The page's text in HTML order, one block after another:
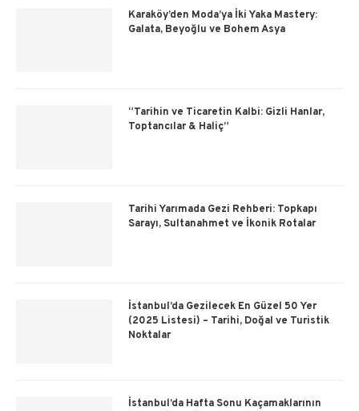
Karaköy’den Moda’ya İki Yaka Mastery:
Galata, Beyoğlu ve Bohem Asya
“Tarihin ve Ticaretin Kalbi: Gizli Hanlar,
Toptancılar & Haliç”
Tarihi Yarımada Gezi Rehberi: Topkapı
Sarayı, Sultanahmet ve İkonik Rotalar
İstanbul’da Gezilecek En Güzel 50 Yer
(2025 Listesi) – Tarihi, Doğal ve Turistik
Noktalar
İstanbul’da Hafta Sonu Kaçamaklarının